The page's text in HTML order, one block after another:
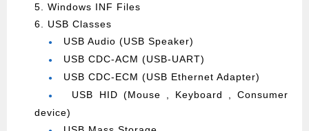
5. Windows INF Files
6. USB Classes
● USB Audio (USB Speaker)
● USB CDC-ACM (USB-UART)
● USB CDC-ECM (USB Ethernet Adapter)
●
USB HID (Mouse , Keyboard , Consumer
device)